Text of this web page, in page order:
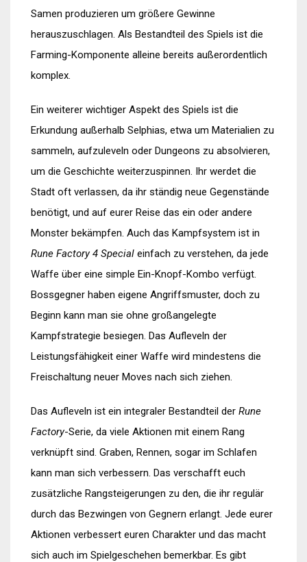
Samen produzieren um größere Gewinne
herauszuschlagen. Als Bestandteil des Spiels ist die
Farming-Komponente alleine bereits außerordentlich
komplex.
Ein weiterer wichtiger Aspekt des Spiels ist die
Erkundung außerhalb Selphias, etwa um Materialien zu
sammeln, aufzuleveln oder Dungeons zu absolvieren,
um die Geschichte weiterzuspinnen. Ihr werdet die
Stadt oft verlassen, da ihr ständig neue Gegenstände
benötigt, und auf eurer Reise das ein oder andere
Monster bekämpfen. Auch das Kampfsystem ist in
Rune Factory 4 Special einfach zu verstehen, da jede
Waffe über eine simple Ein-Knopf-Kombo verfügt.
Bossgegner haben eigene Angriffsmuster, doch zu
Beginn kann man sie ohne großangelegte
Kampfstrategie besiegen. Das Aufleveln der
Leistungsfähigkeit einer Waffe wird mindestens die
Freischaltung neuer Moves nach sich ziehen.
Das Aufleveln ist ein integraler Bestandteil der Rune
Factory-Serie, da viele Aktionen mit einem Rang
verknüpft sind. Graben, Rennen, sogar im Schlafen
kann man sich verbessern. Das verschafft euch
zusätzliche Rangsteigerungen zu den, die ihr regulär
durch das Bezwingen von Gegnern erlangt. Jede eurer
Aktionen verbessert euren Charakter und das macht
sich auch im Spielgeschehen bemerkbar. Es gibt